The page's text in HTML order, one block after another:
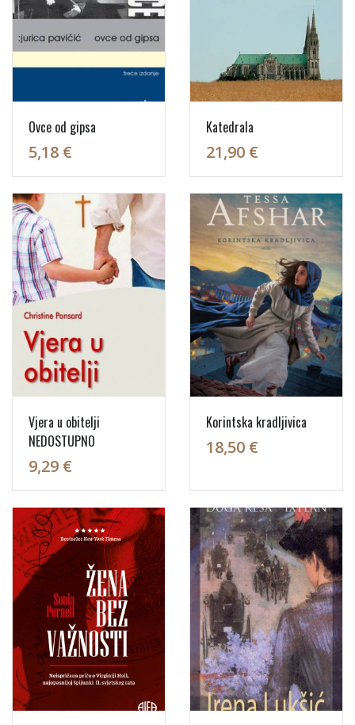
Ovce od gipsa
5,18 €
Katedrala
21,90 €
Vjera u obitelji
NEDOSTUPNO
9,29 €
Korintska kradljivica
18,50 €